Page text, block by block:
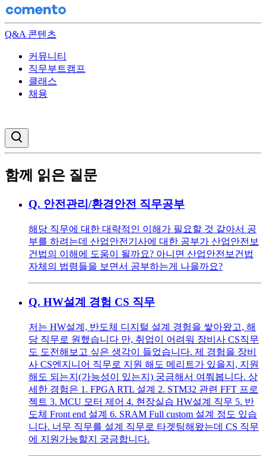
Q&A 콘텐츠
커뮤니티
직무부트캠프
클래스
채용
함께 읽은 질문
Q. 안전관리/환경안전 직무공부
해당 직무에 대한 대략적인 이해가 필요할 것 같아서 공
부를 하려는데 산업안전기사에 대한 공부가 산업안전보
건법의 이해에 도움이 될까요? 아니면 산업안전보건법
자체의 법령들을 보면서 공부하는게 나을까요?
Q. HW설계 경험 CS 직무
저는 HW설계, 반도체 디지털 설계 경험을 쌓아왔고, 해
당 직무로 원했습니다 만, 취업이 어려워 장비사 CS직무
도 도전해보고 싶은 생각이 들었습니다. 제 경험을 장비
사 CS엔지니어 직무로 지원 해도 메리트가 있을지, 지원
해도 되는지(가능성이 있는지) 궁금해서 여쭤봅니다. 상
세한 경험은 1. FPGA RTL 설계 2. STM32 관련 FFT 프로
젝트 3. MCU 모터 제어 4. 현장실습 HW설계 직무 5. 반
도체 Front end 설계 6. SRAM Full custom 설계 정도 있습
니다. 너무 직무를 설계 직무로 타겟팅해왔는데 CS 직무
에 지원가능할지 궁금합니다.